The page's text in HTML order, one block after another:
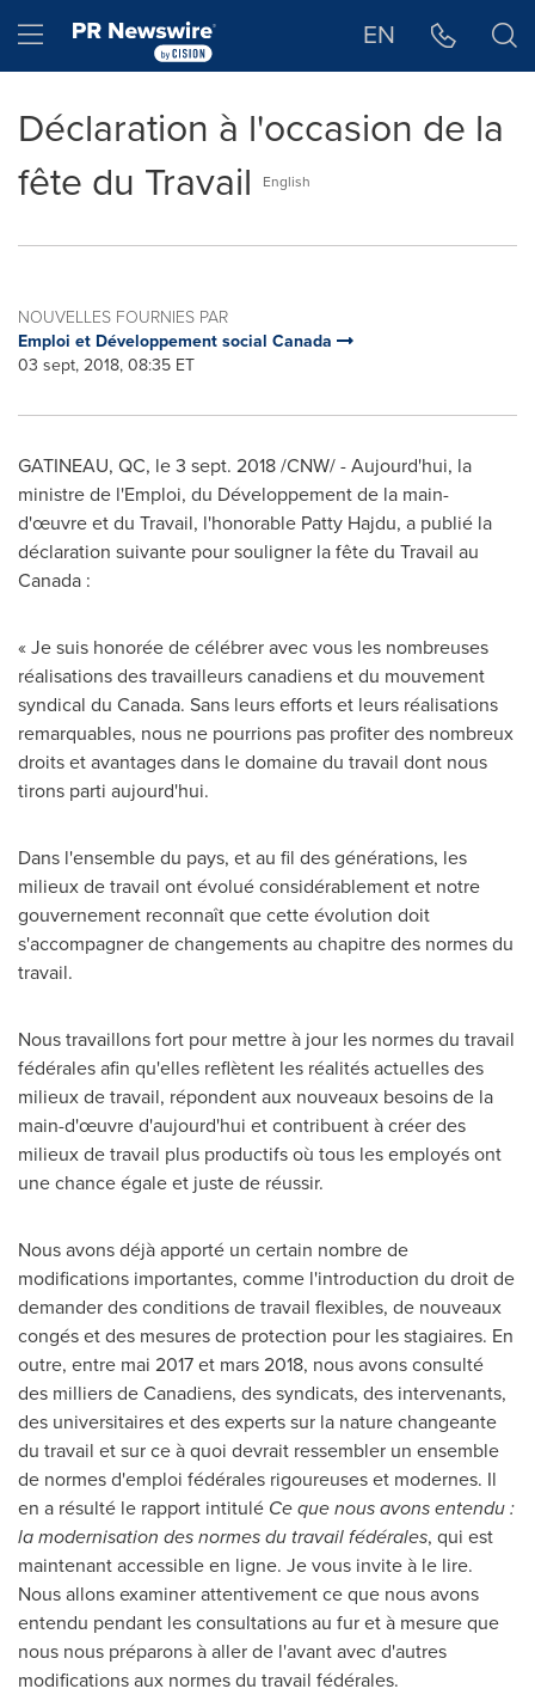
Hamburger menu EN
Déclaration à l'occasion de la
fête du Travail
English
NOUVELLES FOURNIES PAR
Emploi et Développement social Canada
03 sept, 2018, 08:35 ET
GATINEAU, QC, le 3 sept. 2018 /CNW/ - Aujourd'hui, la
ministre de l'Emploi, du Développement de la main-
d'œuvre et du Travail, l'honorable Patty Hajdu, a publié la
déclaration suivante pour souligner la fête du Travail au
Canada :
« Je suis honorée de célébrer avec vous les nombreuses
réalisations des travailleurs canadiens et du mouvement
syndical du Canada. Sans leurs efforts et leurs réalisations
remarquables, nous ne pourrions pas profiter des nombreux
droits et avantages dans le domaine du travail dont nous
tirons parti aujourd'hui.
Dans l'ensemble du pays, et au fil des générations, les
milieux de travail ont évolué considérablement et notre
gouvernement reconnaît que cette évolution doit
s'accompagner de changements au chapitre des normes du
travail.
Nous travaillons fort pour mettre à jour les normes du travail
fédérales afin qu'elles reflètent les réalités actuelles des
milieux de travail, répondent aux nouveaux besoins de la
main-d'œuvre d'aujourd'hui et contribuent à créer des
milieux de travail plus productifs où tous les employés ont
une chance égale et juste de réussir.
Nous avons déjà apporté un certain nombre de
modifications importantes, comme l'introduction du droit de
demander des conditions de travail flexibles, de nouveaux
congés et des mesures de protection pour les stagiaires. En
outre, entre mai 2017 et mars 2018, nous avons consulté
des milliers de Canadiens, des syndicats, des intervenants,
des universitaires et des experts sur la nature changeante
du travail et sur ce à quoi devrait ressembler un ensemble
de normes d'emploi fédérales rigoureuses et modernes. Il
en a résulté le rapport intitulé Ce que nous avons entendu :
la modernisation des normes du travail fédérales, qui est
maintenant accessible en ligne. Je vous invite à le lire.
Nous allons examiner attentivement ce que nous avons
entendu pendant les consultations au fur et à mesure que
nous nous préparons à aller de l'avant avec d'autres
modifications aux normes du travail fédérales.